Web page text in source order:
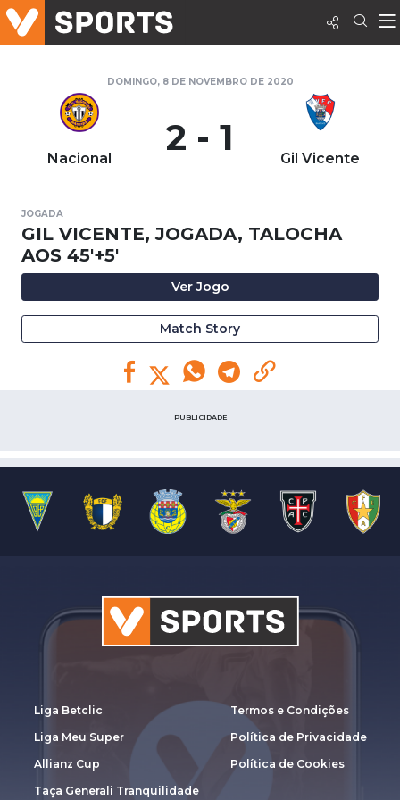
DOMINGO, 8 DE NOVEMBRO DE 2020
Nacional 2 - 1 Gil Vicente
JOGADA
GIL VICENTE, JOGADA, TALOCHA
AOS 45'+5'
Ver Jogo
Match Story
PUBLICIDADE
Liga Betclic
Liga Meu Super
Allianz Cup
Taça Generali Tranquilidade
Termos e Condições
Política de Privacidade
Política de Cookies